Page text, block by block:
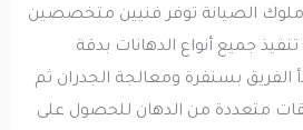
الصيانة توفر فنيين متخصصين
جميع أنواع الدهانات بدقة
بسنفرة ومعالجة الجدران ثم
من الدهان للحصول على